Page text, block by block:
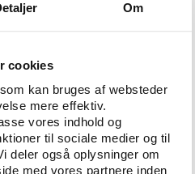
Om
cookies
kan bruges af websteder
mere effektiv.
vores indhold og
til sociale medier og til
deler også oplysninger om
med vores partnere inden
uden pres udefra
- at trænge til bunds i
minimal. Dette
friske rapport fra det
udvalg for kultur,
i forbindelse med FIFA's
værter i 2018 og 2022 og
i forbindelse med det